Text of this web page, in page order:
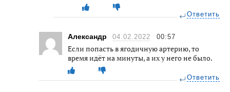
Ответить
Александр 04.02.2022 00:57
Если попасть в ягодичную артерию, то
время идёт на минуты, а их у него не было.
Ответить